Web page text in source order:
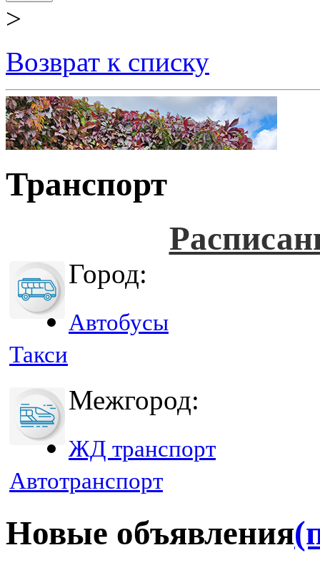
>
Возврат к списку
Транспорт
Город:
Автобусы
Такси
Межгород:
ЖД транспорт
Автотранспорт
Новые объявления